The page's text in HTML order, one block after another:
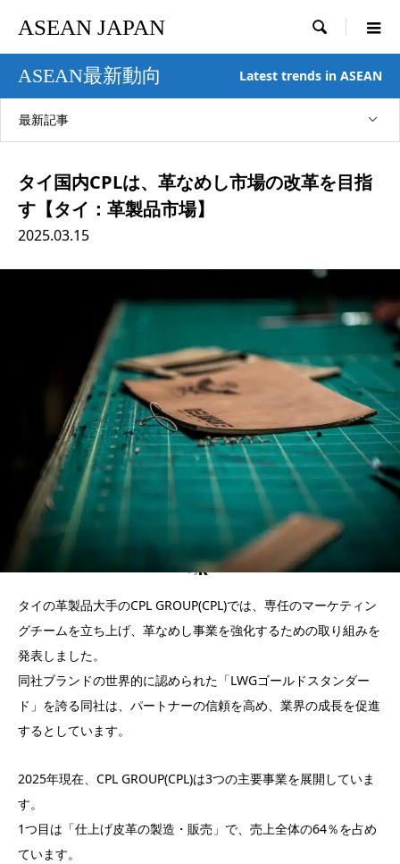
ASEAN JAPAN 
ASEAN最新動向 Latest trends in ASEAN
最新記事
タイ国内CPLは、革なめし市場の改革を目指
す【タイ：革製品市場】
2025.03.15
タイの革製品大手のCPL GROUP(CPL)では、専任のマーケティン
グチームを立ち上げ、革なめし事業を強化するための取り組みを
発表しました。
同社ブランドの世界的に認められた「LWGゴールドスタンダー
ド」を誇る同社は、パートナーの信頼を高め、業界の成長を促進
するとしています。
2025年現在、CPL GROUP(CPL)は3つの主要事業を展開していま
す。
1つ目は「仕上げ皮革の製造・販売」で、売上全体の64％を占め
ています。